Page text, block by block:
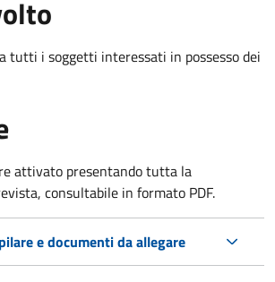
tutti i soggetti interessati in possesso dei
attivato presentando tutta la
consultabile in formato PDF.
e documenti da allegare